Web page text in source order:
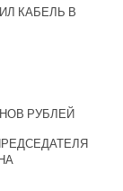
КАБЕЛЬ В
РУБЛЕЙ